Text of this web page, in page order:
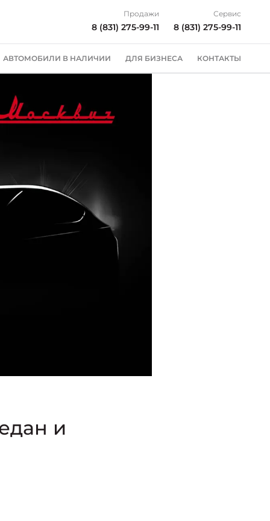
Продажи
8 (831) 275-99-11
Сервис
8 (831) 275-99-11
АВТОМОБИЛИ В НАЛИЧИИ ДЛЯ БИЗНЕСА КОНТАКТЫ
и